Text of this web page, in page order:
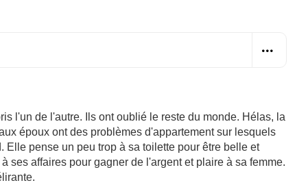
l'un de l'autre. Ils ont oublié le reste du monde. Hélas, la
époux ont des problèmes d'appartement sur lesquels
Elle pense un peu trop à sa toilette pour être belle et
ses affaires pour gagner de l'argent et plaire à sa femme.